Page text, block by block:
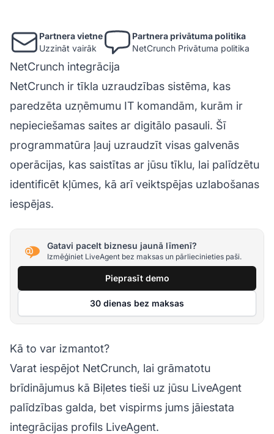
Partnera vietne
Uzzināt vairāk
Partnera privātuma politika
NetCrunch Privātuma politika
NetCrunch integrācija
NetCrunch ir tīkla uzraudzības sistēma, kas
paredzēta uzņēmumu IT komandām, kurām ir
nepieciešamas saites ar digitālo pasauli. Šī
programmatūra ļauj uzraudzīt visas galvenās
operācijas, kas saistītas ar jūsu tīklu, lai palīdzētu
identificēt kļūmes, kā arī veiktspējas uzlabošanas
iespējas.
Gatavi pacelt biznesu jaunā līmenī?
Izmēģiniet LiveAgent bez maksas un pārliecinieties paši.
Pieprasīt demo
30 dienas bez maksas
Kā to var izmantot?
Varat iespējot NetCrunch, lai grāmatotu
brīdinājumus kā Biļetes tieši uz jūsu LiveAgent
palīdzības galda, bet vispirms jums jāiestata
integrācijas profils LiveAgent.